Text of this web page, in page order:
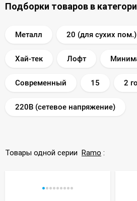
Подборки товаров в
Металл 20 (для сухих пом.)
Хай-тек Лофт
Современный 15 2
220В (сетевое напряжение)
Товары одной серии Ramo :